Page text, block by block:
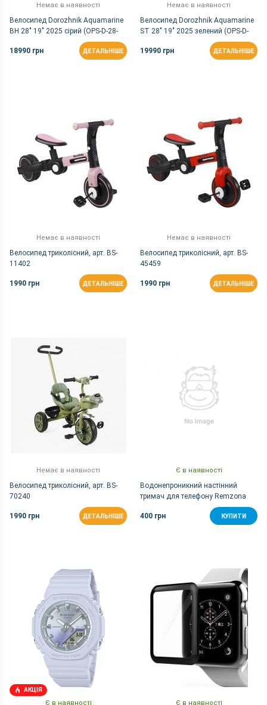
Немає в наявності
Велосипед Dorozhnik Aquamarine
BH 28" 19" 2025 сірий (OPS-D-28-
18990 грн
ДЕТАЛЬНІШЕ
Немає в наявності
Велосипед Dorozhnik Aquamarine
ST 28" 19" 2025 зелений (OPS-D-
19990 грн
ДЕТАЛЬНІШЕ
Немає в наявності
Велосипед триколісний, арт. BS-
11402
1990 грн ДЕТАЛЬНІШЕ
Немає в наявності
Велосипед триколісний, арт. BS-
45459
1990 грн ДЕТАЛЬНІШЕ
Немає в наявності
Велосипед триколісний, арт. BS-
70240
1990 грн ДЕТАЛЬНІШЕ
Є в наявності
Водонепроникний настінний
тримач для телефону Remzona
400 грн
КУПИТИ
АКЦІЯ
Є в наявності Є в наявності